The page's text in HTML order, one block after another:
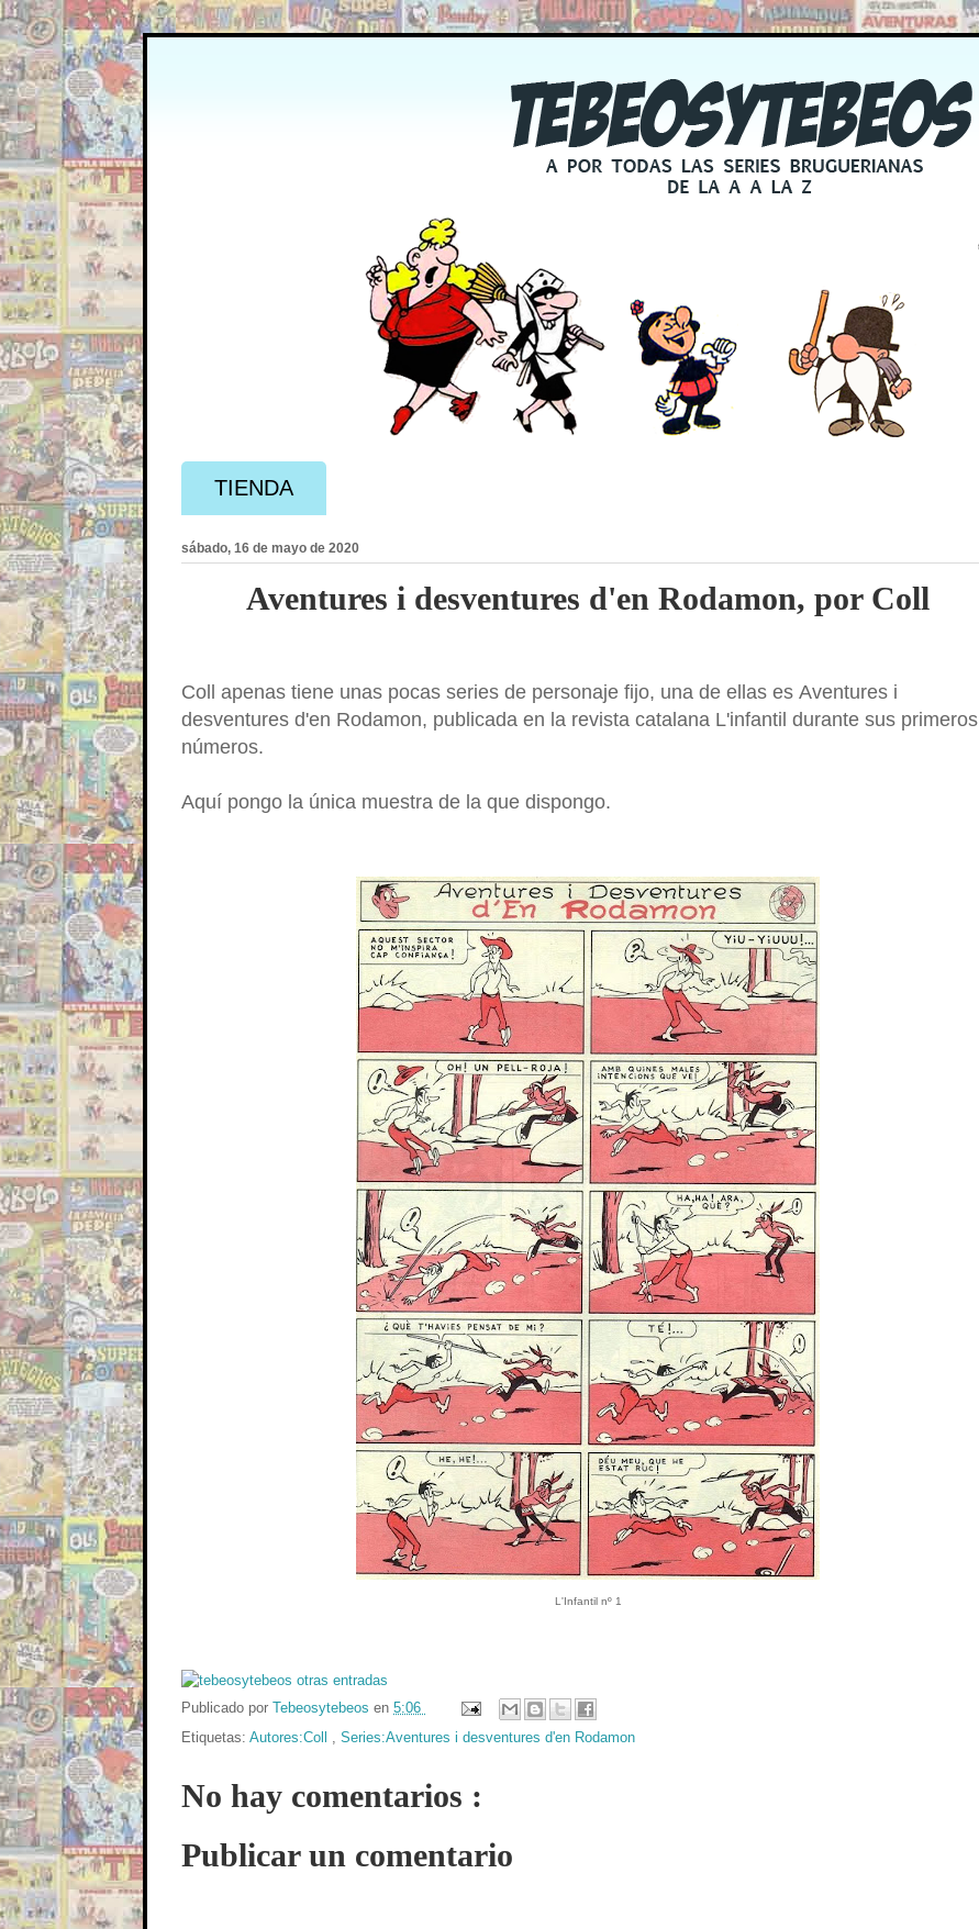
TIENDA
sábado, 16 de mayo de 2020
Aventures i desventures d'en Rodamon, por Coll
Coll apenas tiene unas pocas series de personaje fijo, una de ellas es Aventures i
desventures d'en Rodamon, publicada en la revista catalana L'infantil durante sus primeros
números.
Aquí pongo la única muestra de la que dispongo.
L'Infantil nº 1
Publicado por Tebeosytebeos en 5:06
Etiquetas: Autores:Coll , Series:Aventures i desventures d'en Rodamon
No hay comentarios :
Publicar un comentario